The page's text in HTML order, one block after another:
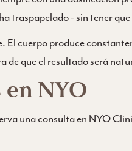
traspapelado - sin tener
cuerpo produce
que el resultado será
NYO
una consulta en NYO